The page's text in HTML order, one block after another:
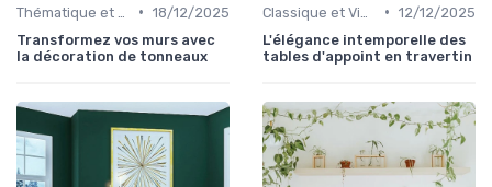
• 18/12/2025
Transformez vos murs avec
la décoration de tonneaux
• 12/12/2025
L'élégance intemporelle des
tables d'appoint en travertin